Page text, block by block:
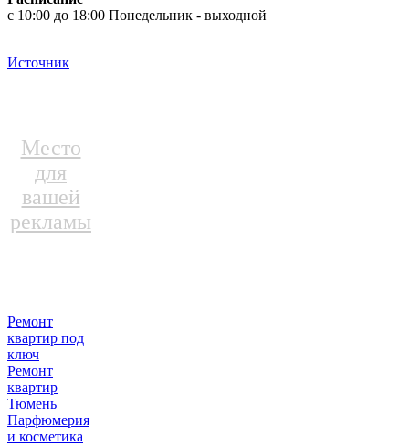
с 10:00 до 18:00 Понедельник - выходной
Источник
Место
для
вашей
рекламы
Ремонт
квартир под
ключ
Ремонт
квартир
Тюмень
Парфюмерия
и косметика